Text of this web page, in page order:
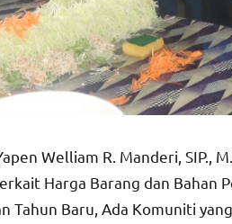
Welliam R. Manderi, SIP.,
Harga Barang dan Bahan
Tahun Baru, Ada Komuniti